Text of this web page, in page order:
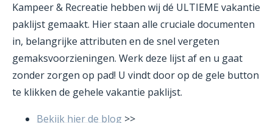
Kampeer & Recreatie hebben wij dé ULTIEME vakantie
paklijst gemaakt. Hier staan alle cruciale documenten
in, belangrijke attributen en de snel vergeten
gemaksvoorzieningen. Werk deze lijst af en u gaat
zonder zorgen op pad! U vindt door op de gele button
te klikken de gehele vakantie paklijst.
Bekijk hier de blog >>